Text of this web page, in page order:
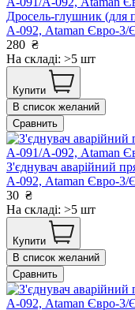
Дросель-глушник
А-092, Ataman Євро-3/
280 ₴
На складі: >5 шт
Купити
В список желаний
Сравнить
З'єднувач аварійний
А-092, Ataman Євро-3/
30 ₴
На складі: >5 шт
Купити
В список желаний
Сравнить